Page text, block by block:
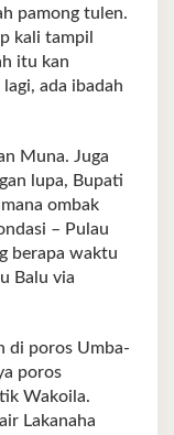
pamong tulen.
kali tampil
itu kan
ada ibadah
Muna. Juga
lupa, Bupati
ombak
– Pulau
berapa waktu
Balu via
di poros Umba-
poros
Wakoila.
Lakanaha